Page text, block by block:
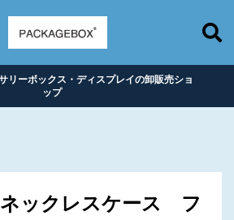
リーボックス・ディスプレイの卸販売ショ
ップ
ックレスケース フ